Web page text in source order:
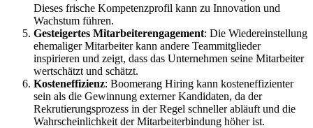
Dieses frische Kompetenzprofil kann zu Innovation und
Wachstum führen.
Gesteigertes Mitarbeiterengagement: Die Wiedereinstellung
ehemaliger Mitarbeiter kann andere Teammitglieder
inspirieren und zeigt, dass das Unternehmen seine Mitarbeiter
wertschätzt und schätzt.
Kosteneffizienz: Boomerang Hiring kann kosteneffizienter
sein als die Gewinnung externer Kandidaten, da der
Rekrutierungsprozess in der Regel schneller abläuft und die
Wahrscheinlichkeit der Mitarbeiterbindung höher ist.